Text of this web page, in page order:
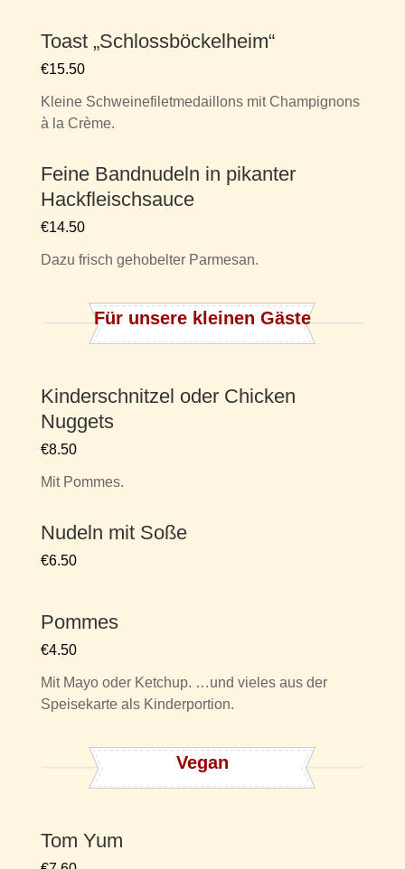
Toast „Schlossböckelheim“
€15.50
Kleine Schweinefiletmedaillons mit Champignons
à la Crème.
Feine Bandnudeln in pikanter
Hackfleischsauce
€14.50
Dazu frisch gehobelter Parmesan.
Für unsere kleinen Gäste
Kinderschnitzel oder Chicken
Nuggets
€8.50
Mit Pommes.
Nudeln mit Soße
€6.50
Pommes
€4.50
Mit Mayo oder Ketchup. …und vieles aus der
Speisekarte als Kinderportion.
Vegan
Tom Yum